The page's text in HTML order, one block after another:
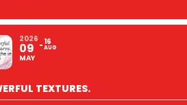
2026
09
MAY
16
AUG
TEXTURES.